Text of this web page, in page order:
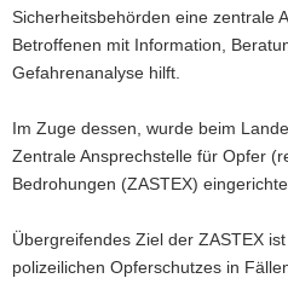
Sicherheitsbehörden eine zentrale
Betroffenen mit Information,
Gefahrenanalyse hilft.
Im Zuge dessen, wurde beim
Zentrale Ansprechstelle für Opfer
Bedrohungen (ZASTEX)
Übergreifendes Ziel der ZASTEX
polizeilichen Opferschutzes in